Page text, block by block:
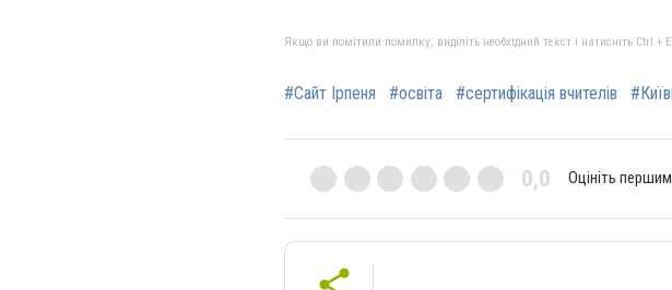
Якщо ви помітили помилку, виділіть необхідний текст і натисніть Ctrl +
#Сайт Ірпеня #освіта #сертифікація вчителів
0,0 Оцініть першим